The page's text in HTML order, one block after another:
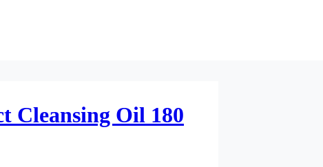
Cleansing Oil 180